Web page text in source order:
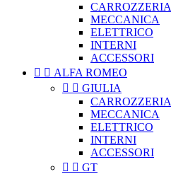
CARROZZERIA
MECCANICA
ELETTRICO
INTERNI
ACCESSORI
  ALFA ROMEO
  GIULIA
CARROZZERIA
MECCANICA
ELETTRICO
INTERNI
ACCESSORI
  GT